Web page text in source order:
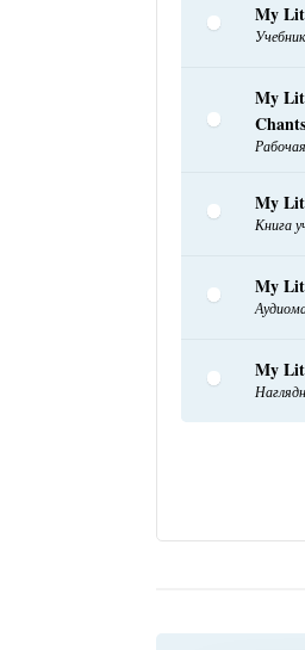
My
Учебник
My
My
Книга
My
My